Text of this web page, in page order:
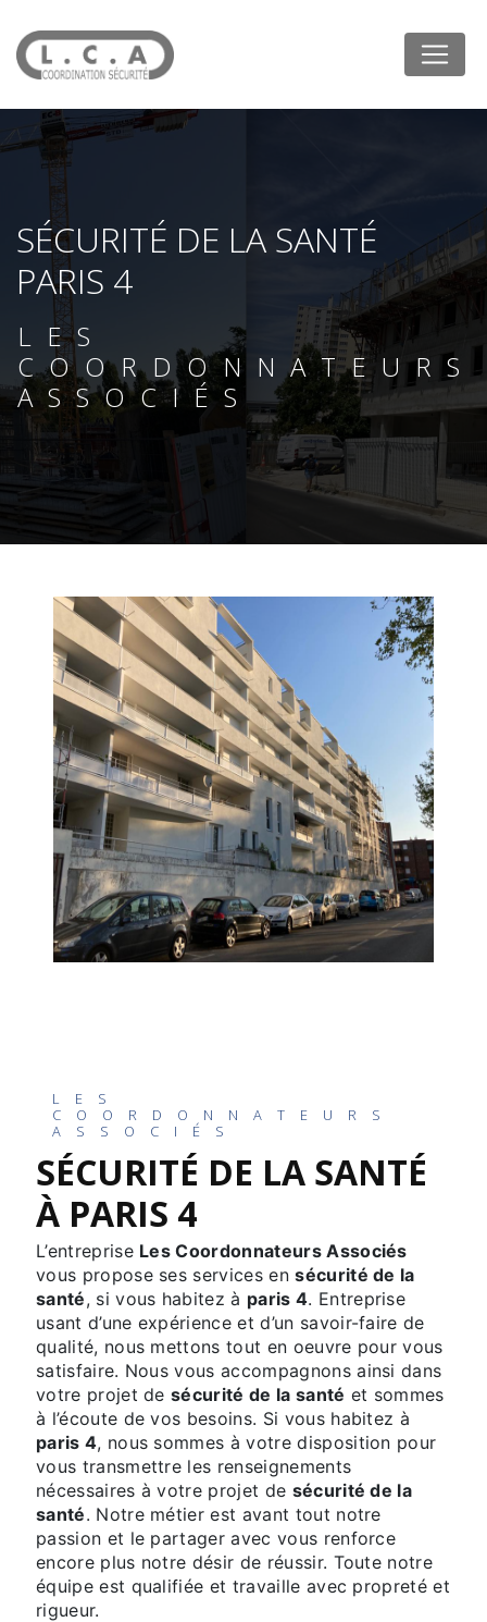
SÉCURITÉ DE LA SANTÉ
PARIS 4
LES
COORDONNATEURS
ASSOCIÉS
LES
COORDONNATEURS
ASSOCIÉS
SÉCURITÉ DE LA SANTÉ
À PARIS 4
L’entreprise Les Coordonnateurs Associés
vous propose ses services ensécurité de la
santé, si vous habitez à paris 4. Entreprise
usant d’une expérience et d’un savoir-faire de
qualité, nous mettons tout en oeuvre pour vous
satisfaire. Nous vous accompagnons ainsi dans
votre projet desécurité de la santé et sommes
à l’écoute de vos besoins. Si vous habitez à
paris 4, nous sommes à votre disposition pour
vous transmettre les renseignements
nécessaires à votre projet de sécurité de la
santé. Notre métier est avant tout notre
passion et le partager avec vous renforce
encore plus notre désir de réussir. Toute notre
équipe est qualifiée et travaille avec propreté et
rigueur.